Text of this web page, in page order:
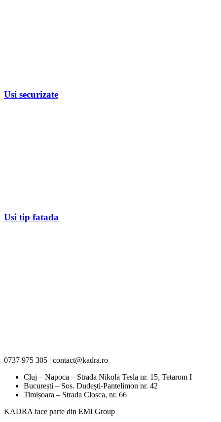
Usi securizate
Usi tip fatada
0737 975 305 | contact@kadra.ro
Cluj – Napoca – Strada Nikola Tesla nr. 15, Tetarom I
București – Sos. Dudești-Pantelimon nr. 42
Timișoara – Strada Cloșca, nr. 66
KADRA face parte din EMI Group